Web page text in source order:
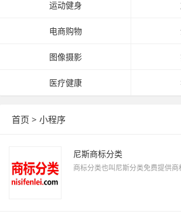
运动健身
电商购物
图像摄影
医疗健康
首页 > 小程序
尼斯商标分类
商标分类也叫尼斯分类免费提供